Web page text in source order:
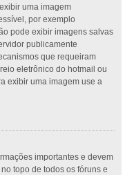
uma imagem
por exemplo
pode exibir imagens salvas
publicamente
que requeiram
eletrônico do hotmail ou
exibir uma imagem use a
importantes e devem
topo de todos os fóruns e